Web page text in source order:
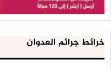
خرائط جرائم العدوان